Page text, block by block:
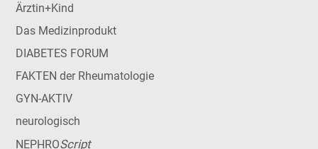
Ärztin+Kind
Das Medizinprodukt
DIABETES FORUM
FAKTEN der Rheumatologie
GYN-AKTIV
neurologisch
NEPHROScript